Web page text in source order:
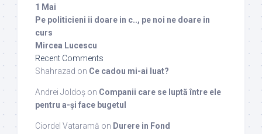
1 Mai
Pe politicieni ii doare in c.., pe noi ne doare in
curs
Mircea Lucescu
Recent Comments
Shahrazad on Ce cadou mi-ai luat?
Andrei Joldoș on Companii care se luptă între ele
pentru a-și face bugetul
Ciordel Vataramă on Durere in Fond